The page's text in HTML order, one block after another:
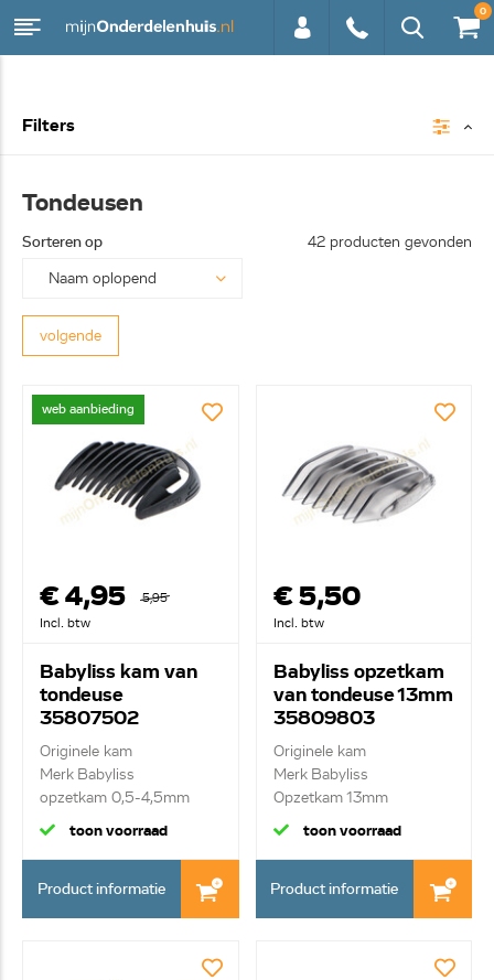
0
Filters
Tondeusen
Sorteren op 42 producten gevonden
volgende
web aanbieding
€ 4,95
5,95
Incl. btw
Babyliss kam van
tondeuse
35807502
Originele kam
Merk Babyliss
opzetkam 0,5-4,5mm
toon voorraad
Product informatie
€ 5,50
Incl. btw
Babyliss opzetkam
van tondeuse 13mm
35809803
Originele kam
Merk Babyliss
Opzetkam 13mm
toon voorraad
Product informatie